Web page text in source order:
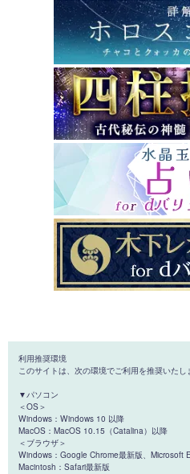
利用推奨環境
このサイトは、次の環境でご利用を推奨いたし
▼パソコン
＜OS＞
Windows：Windows 10 以降
MacOS：MacOS 10.15（Catalina）以降
＜ブラウザ＞
Windows：Google Chrome最新版、Microsoft
Macintosh：Safari最新版